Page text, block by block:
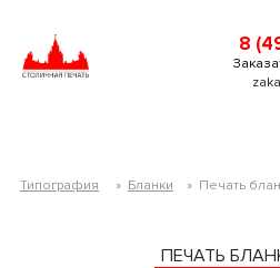
8
Типография » Бланки » Печать
ПЕЧАТЬ